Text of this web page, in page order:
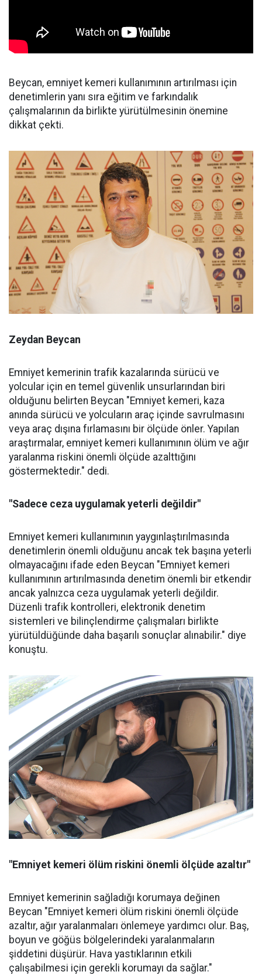
Beycan, emniyet kemeri kullanımının artırılması için
denetimlerin yanı sıra eğitim ve farkındalık
çalışmalarının da birlikte yürütülmesinin önemine
dikkat çekti.
Zeydan Beycan
Emniyet kemerinin trafik kazalarında sürücü ve
yolcular için en temel güvenlik unsurlarından biri
olduğunu belirten Beycan "Emniyet kemeri, kaza
anında sürücü ve yolcuların araç içinde savrulmasını
veya araç dışına fırlamasını bir ölçüde önler. Yapılan
araştırmalar, emniyet kemeri kullanımının ölüm ve ağır
yaralanma riskini önemli ölçüde azalttığını
göstermektedir." dedi.
"Sadece ceza uygulamak yeterli değildir"
Emniyet kemeri kullanımının yaygınlaştırılmasında
denetimlerin önemli olduğunu ancak tek başına yeterli
olmayacağını ifade eden Beycan "Emniyet kemeri
kullanımının artırılmasında denetim önemli bir etkendir
ancak yalnızca ceza uygulamak yeterli değildir.
Düzenli trafik kontrolleri, elektronik denetim
sistemleri ve bilinçlendirme çalışmaları birlikte
yürütüldüğünde daha başarılı sonuçlar alınabilir." diye
konuştu.
"Emniyet kemeri ölüm riskini önemli ölçüde azaltır"
Emniyet kemerinin sağladığı korumaya değinen
Beycan "Emniyet kemeri ölüm riskini önemli ölçüde
azaltır, ağır yaralanmaları önlemeye yardımcı olur. Baş,
boyun ve göğüs bölgelerindeki yaralanmaların
şiddetini düşürür. Hava yastıklarının etkili
çalışabilmesi için gerekli korumayı da sağlar."